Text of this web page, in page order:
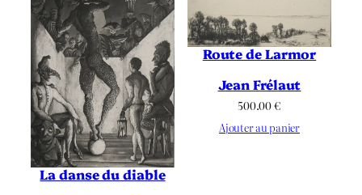
La danse du diable
Route de Larmor
Jean Frélaut
500.00€
Ajouter au panier